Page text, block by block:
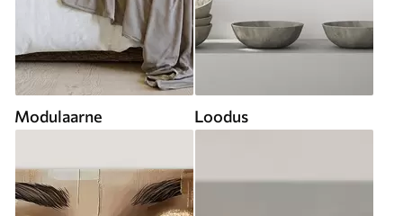
Modulaarne Loodus